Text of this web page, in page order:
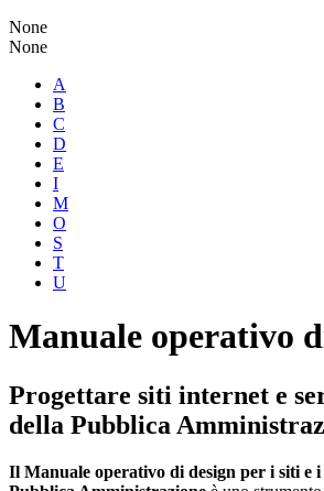
None
None
A
B
C
D
E
I
M
O
S
T
U
Manuale operativo
Progettare siti internet e
della Pubblica
Il Manuale operativo di design per i siti e